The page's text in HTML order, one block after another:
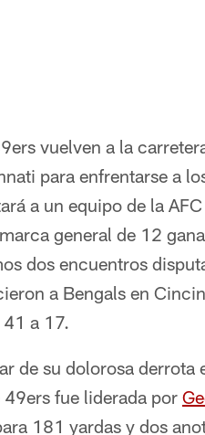
vuelven a la
para enfrentarse a
a un equipo de la
general de 12
dos encuentros
a Bengals en
a 17.
de su dolorosa
fue liderada por
181 yardas y dos